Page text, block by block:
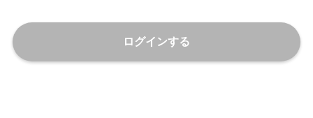
ログインする